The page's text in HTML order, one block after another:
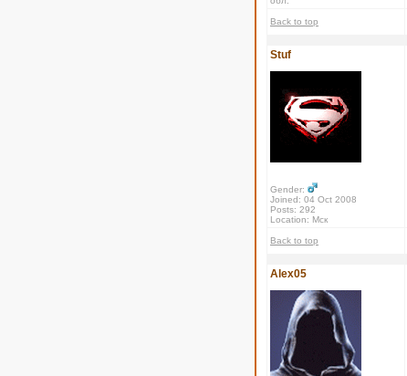
Back to top
Stuf
Gender:
Joined: 04 Oct 2008
Posts: 292
Location: Мск
Back to top
Alex05